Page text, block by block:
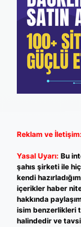
Reklam ve İletişim:
Yasal Uyarı: Bu
şahıs şirketi ile
kendi
içerikler haber
hakkında
isim benzerlikleri
halindedir ve